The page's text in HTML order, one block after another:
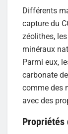
Différents
capture du
zéolithes,
minéraux
Parmi eux,
carbonate
comme des
avec des
Propriétés